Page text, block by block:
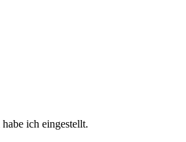
ich eingestellt.